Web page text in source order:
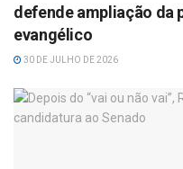
defende ampliação da
evangélico
30 DE JULHO DE 2026